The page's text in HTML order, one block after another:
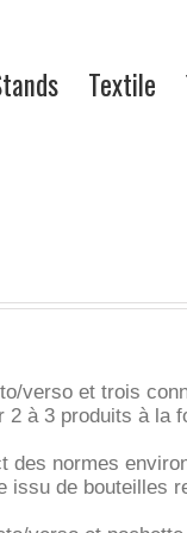
Textile
verso et trois
2 à 3 produits à la
des normes
issu de bouteilles